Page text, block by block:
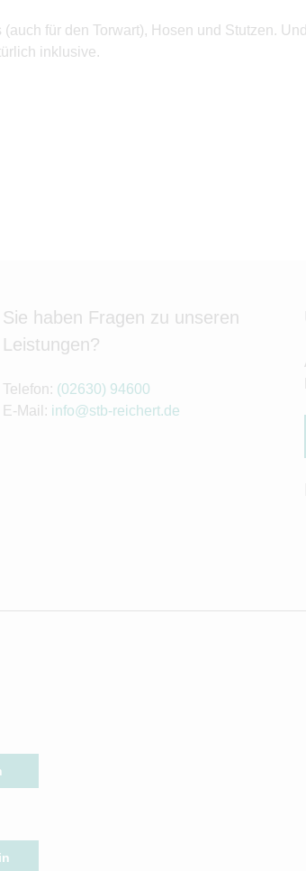
für den Torwart), Hosen und Stutzen.
inklusive.
Sie haben Fragen zu unseren
Leistungen?
Telefon: (02630) 94600
E-Mail: info@stb-reichert.de